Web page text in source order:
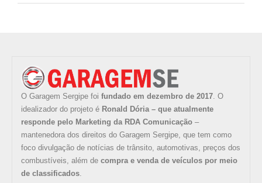
O Garagem Sergipe foi fundado em dezembro de 2017 . O
idealizador do projeto é Ronald Dória – que atualmente
responde pelo Marketing da RDA Comunicação –
mantenedora dos direitos do Garagem Sergipe, que tem como
foco divulgação de notícias de trânsito, automotivas, preços dos
combustíveis, além de compra e venda de veículos por meio
de classificados